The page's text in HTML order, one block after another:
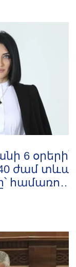
6 օրերի՝
ժամ տևած
համառոտ.